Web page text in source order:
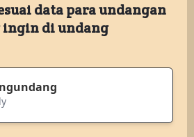
data para undangan
ingin di undang